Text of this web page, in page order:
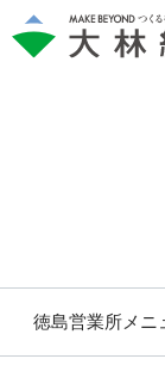
徳島営業所メニ